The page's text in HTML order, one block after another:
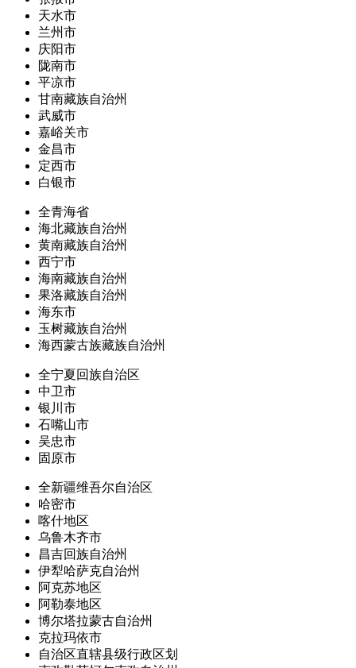
天水市
兰州市
庆阳市
陇南市
平凉市
甘南藏族自治州
武威市
嘉峪关市
金昌市
定西市
白银市
全青海省
海北藏族自治州
黄南藏族自治州
西宁市
海南藏族自治州
果洛藏族自治州
海东市
玉树藏族自治州
海西蒙古族藏族自治州
全宁夏回族自治区
中卫市
银川市
石嘴山市
吴忠市
固原市
全新疆维吾尔自治区
哈密市
喀什地区
乌鲁木齐市
昌吉回族自治州
伊犁哈萨克自治州
阿克苏地区
阿勒泰地区
博尔塔拉蒙古自治州
克拉玛依市
自治区直辖县级行政区划